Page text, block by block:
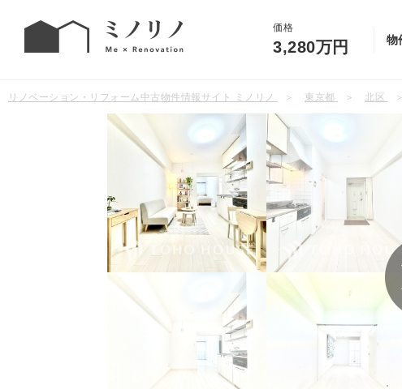
価格
3,280万円 物
リノベーション・リフォーム中古物件情報サイト ミノリノ 東京都 北区